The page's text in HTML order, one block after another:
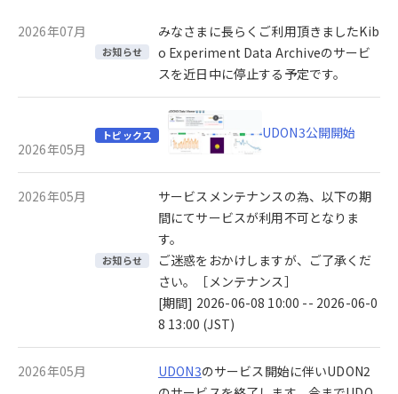
2026年07月
お知らせ
みなさまに長らくご利用頂きましたKib
o Experiment Data Archiveのサービ
スを近日中に停止する予定です。
2026年05月
トピックス UDON3公開開始
2026年05月
お知らせ
サービスメンテナンスの為、以下の期
間にてサービスが利用不可となりま
す。
ご迷惑をおかけしますが、ご了承くだ
さい。［メンテナンス］
[期間] 2026-06-08 10:00 -- 2026-06-0
8 13:00 (JST)
2026年05月 UDON3のサービス開始に伴いUDON2